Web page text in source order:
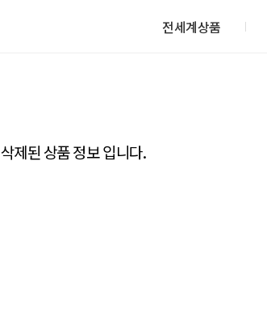
전세계상품
삭제된 상품 정보 입니다.